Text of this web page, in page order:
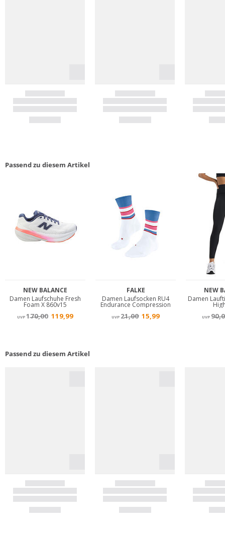
Passend zu diesem Artikel
Passend zu diesem Artikel